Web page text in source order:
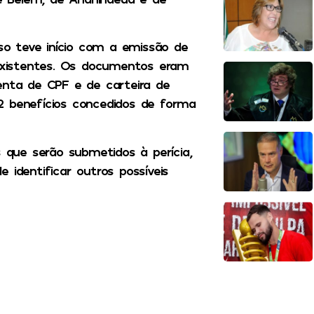
teve início com a emissão de
Os documentos eram
de CPF e de carteira de
concedidos de forma
serão submetidos à perícia,
identificar outros possíveis